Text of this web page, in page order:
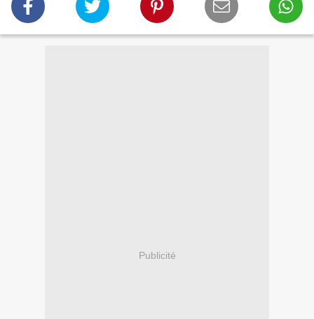
Publicité